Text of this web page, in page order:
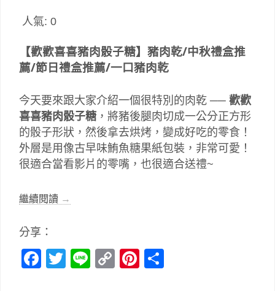
人氣: 0
【歡歡喜喜豬肉骰子糖】豬肉乾/中秋禮盒推
薦/節日禮盒推薦/一口豬肉乾
今天要來跟大家介紹一個很特別的肉乾 ── 歡歡
喜喜豬肉骰子糖 ，將豬後腿肉切成一公分正方形
的骰子形狀，然後拿去烘烤，變成好吃的零食！
外層是用像古早味鮪魚糖果紙包裝，非常可愛！
很適合當看影片的零嘴，也很適合送禮~
繼續閱讀 →
分享：
Facebook
Twitter
LineCopyPinterest